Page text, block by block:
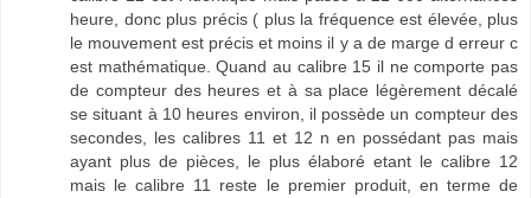
heure, donc plus précis ( plus la fréquence est élevée, plus
le mouvement est précis et moins il y a de marge d erreur c
est mathématique. Quand au calibre 15 il ne comporte pas
de compteur des heures et à sa place légèrement décalé
se situant à 10 heures environ, il possède un compteur des
secondes, les calibres 11 et 12 n en possédant pas mais
ayant plus de pièces, le plus élaboré etant le calibre 12
mais le calibre 11 reste le premier produit, en terme de